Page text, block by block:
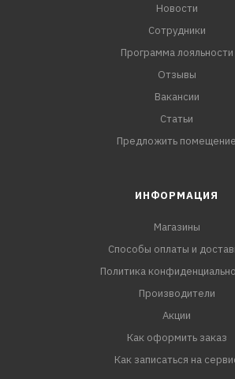
Новости
Сотрудники
Программа лояльности
Отзывы
Вакансии
Статьи
Предложить помещение
ИНФОРМАЦИЯ
Магазины
Способы оплаты и
Политика
Производители
Акции
Как оформить заказ
Как записаться на